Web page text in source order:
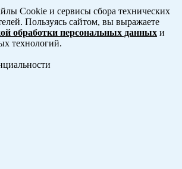
Cookie и сервисы сбора технических
Пользуясь сайтом, вы выражаете
обработки персональных данных и
технологий.